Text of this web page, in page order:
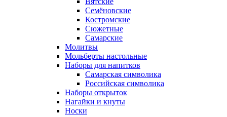
Семёновские
Костромские
Сюжетные
Самарские
Молитвы
Мольберты настольные
Наборы для напитков
Самарская символика
Российская символика
Наборы открыток
Нагайки и кнуты
Носки